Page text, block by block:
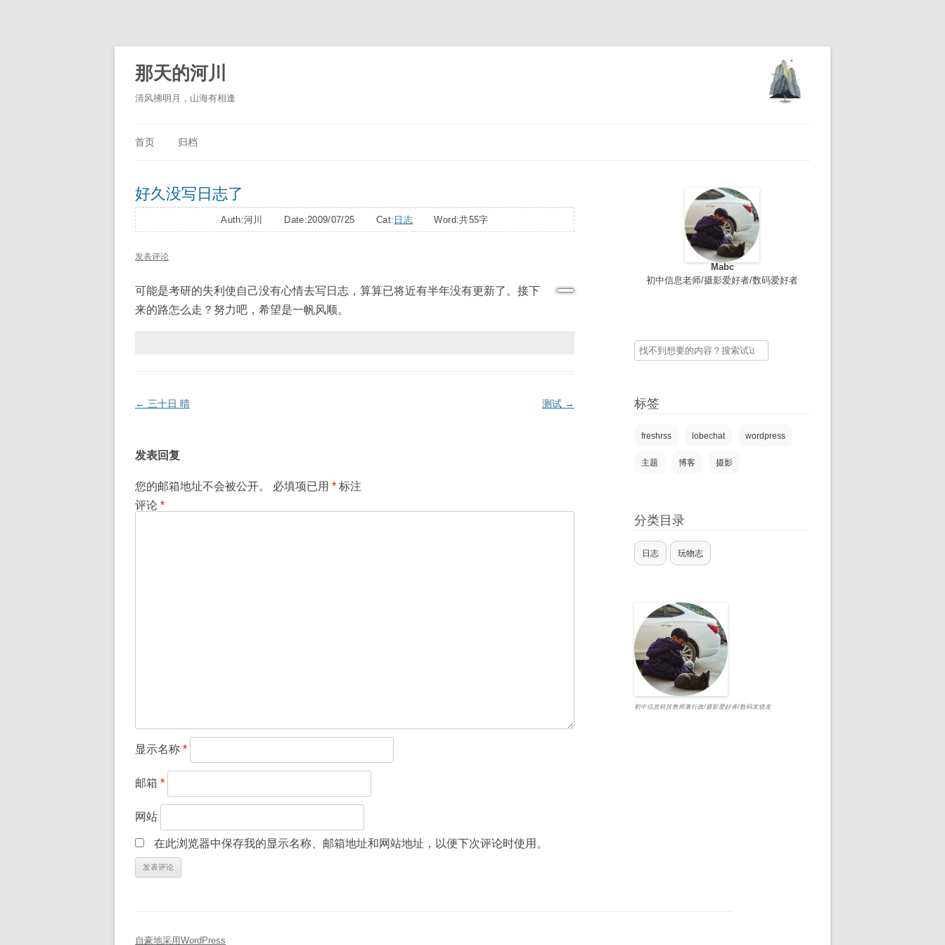
那天的河川
清风拂明月，山海有相逢
首页 归档
好久没写日志了
Auth:河川 Date:2009/07/25 Cat: 日志 Word:共55字
发表评论
可能是考研的失利使自己没有心情去写日志，算算已将近有半年没有更新了。接下
来的路怎么走？努力吧，希望是一帆风顺。
文
航
← 三十日 晴 测试 →
发表回复
您的邮箱地址不会被公开。 必填项已用 * 标注
评论 *
显示名称 *
邮箱 *
网站
在此浏览器中保存我的显示名称、邮箱地址和网站地址，以便下次评论时使用。
Mabc
初中信息老师/摄影爱好者/数码爱好者
搜
标签
freshrss lobechat wordpress
主题 博客 摄影
分类目录
日志 玩物志
初中信息科技教师兼行政/摄影爱好者/数码发烧友
自豪地采用WordPress